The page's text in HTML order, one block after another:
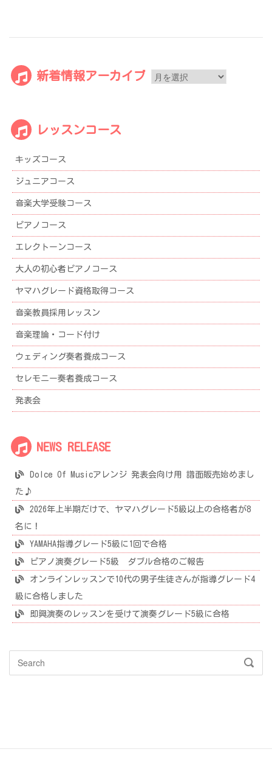
新着情報アーカイブ
新
ブ
レッスンコース
キッズコース
ジュニアコース
音楽大学受験コース
ピアノコース
エレクトーンコース
大人の初心者ピアノコース
ヤマハグレード資格取得コース
音楽教員採用レッスン
音楽理論・コード付け
ウェディング奏者養成コース
セレモニー奏者養成コース
発表会
NEWS RELEASE
Dolce Of Musicアレンジ 発表会向け用 譜面販売始めまし
た♪
2026年上半期だけで、ヤマハグレード5級以上の合格者が8
名に！
YAMAHA指導グレード5級に1回で合格
ピアノ演奏グレード5級 ダブル合格のご報告
オンラインレッスンで10代の男子生徒さんが指導グレード4
級に合格しました
即興演奏のレッスンを受けて演奏グレード5級に合格
Search